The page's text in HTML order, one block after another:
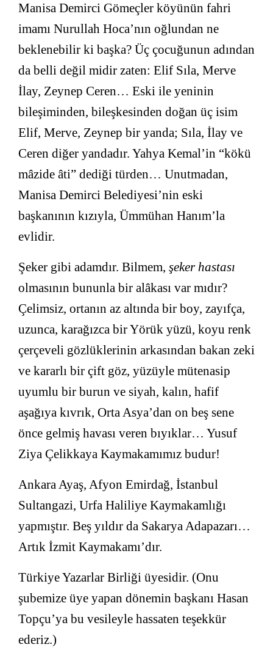
Manisa Demirci Gömeçler köyünün fahri
imamı Nurullah Hoca’nın oğlundan ne
beklenebilir ki başka? Üç çocuğunun adından
da belli değil midir zaten: Elif Sıla, Merve
İlay, Zeynep Ceren… Eski ile yeninin
bileşiminden, bileşkesinden doğan üç isim
Elif, Merve, Zeynep bir yanda; Sıla, İlay ve
Ceren diğer yandadır. Yahya Kemal’in “kökü
mâzide âti” dediği türden… Unutmadan,
Manisa Demirci Belediyesi’nin eski
başkanının kızıyla, Ümmühan Hanım’la
evlidir.
Şeker gibi adamdır. Bilmem, şeker hastası
olmasının bununla bir alâkası var mıdır?
Çelimsiz, ortanın az altında bir boy, zayıfça,
uzunca, karağızca bir Yörük yüzü, koyu renk
çerçeveli gözlüklerinin arkasından bakan zeki
ve kararlı bir çift göz, yüzüyle mütenasip
uyumlu bir burun ve siyah, kalın, hafif
aşağıya kıvrık, Orta Asya’dan on beş sene
önce gelmiş havası veren bıyıklar… Yusuf
Ziya Çelikkaya Kaymakamımız budur!
Ankara Ayaş, Afyon Emirdağ, İstanbul
Sultangazi, Urfa Haliliye Kaymakamlığı
yapmıştır. Beş yıldır da Sakarya Adapazarı…
Artık İzmit Kaymakamı’dır.
Türkiye Yazarlar Birliği üyesidir. (Onu
şubemize üye yapan dönemin başkanı Hasan
Topçu’ya bu vesileyle hassaten teşekkür
ederiz.)